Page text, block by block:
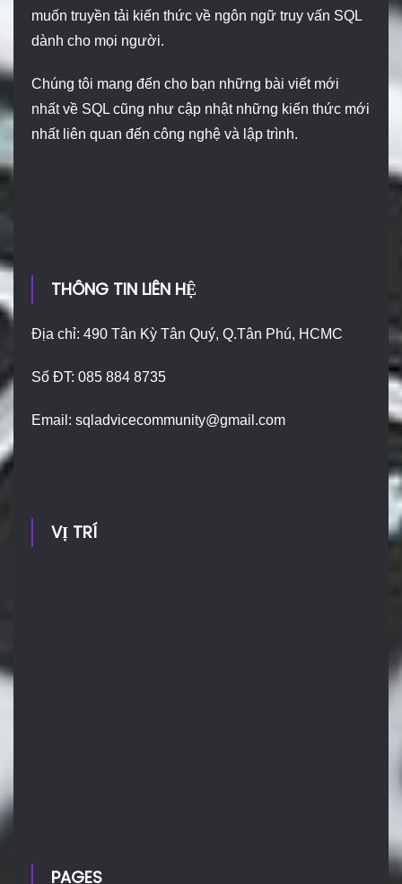
muốn truyền tải kiến thức về ngôn ngữ truy vấn SQL
dành cho mọi người.
Chúng tôi mang đến cho bạn những bài viết mới
nhất về SQL cũng như cập nhật những kiến thức mới
nhất liên quan đến công nghệ và lập trình.
THÔNG TIN LIÊN HỆ
Địa chỉ: 490 Tân Kỳ Tân Quý, Q.Tân Phú, HCMC
Số ĐT: 085 884 8735
Email:sqladvicecommunity@gmail.com
VỊ TRÍ
PAGES